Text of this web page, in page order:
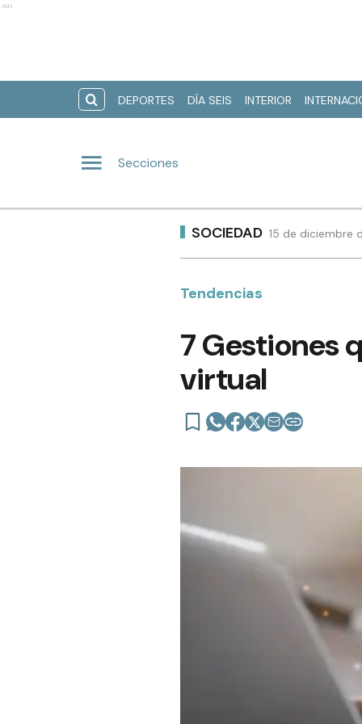
Ads
DEPORTES DÍA SEIS INTERIOR
Secciones
SOCIEDAD 15 de diciembre
Tendencias
7 Gestiones
virtual